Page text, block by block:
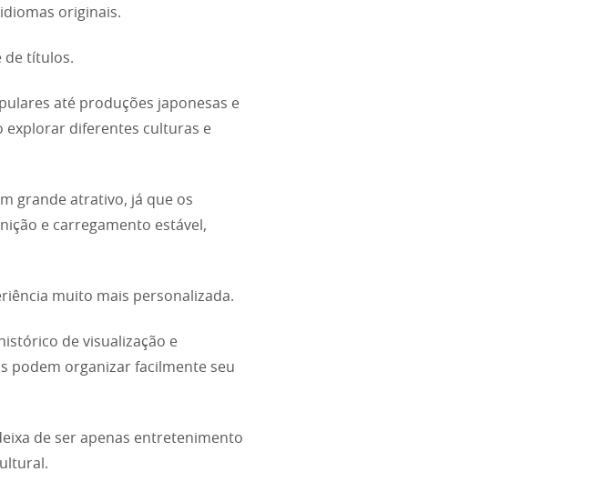
originais.
de títulos.
até produções japonesas e
explorar diferentes culturas e
grande atrativo, já que os
e carregamento estável,
muito mais personalizada.
de visualização e
podem organizar facilmente seu
de ser apenas entretenimento